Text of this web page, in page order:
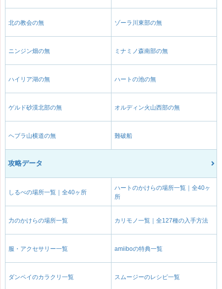
北の教会の無 ゾーラ川東部の無
ニンジン畑の無 ミナミノ森南部の無
ハイリア湖の無 ハートの池の無
ゲルド砂漠北部の無 オルディン火山西部の無
ヘブラ山横道の無 難破船
攻略データ
しるべの場所一覧｜全40ヶ所
ハートのかけらの場所一覧｜全40ヶ
所
力のかけらの場所一覧 カリモノ一覧｜全127種の入手方法
服・アクセサリー一覧 amiiboの特典一覧
ダンペイのカラクリ一覧 スムージーのレシピ一覧